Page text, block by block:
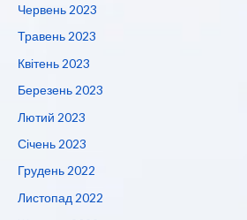
Червень 2023
Травень 2023
Квітень 2023
Березень 2023
Лютий 2023
Січень 2023
Грудень 2022
Листопад 2022